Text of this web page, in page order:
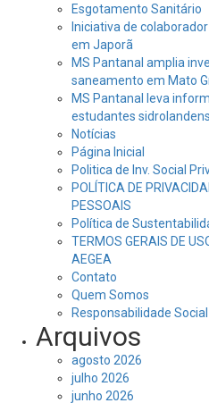
Esgotamento Sanitário
Iniciativa de
em Japorã
MS Pantanal amplia
saneamento em Mato
MS Pantanal leva
estudantes
Notícias
Página Inicial
Politica de Inv. Social
POLÍTICA DE
PESSOAIS
Política de
TERMOS GERAIS DE
AEGEA
Contato
Quem Somos
Responsabilidade Social
Arquivos
agosto 2026
julho 2026
junho 2026